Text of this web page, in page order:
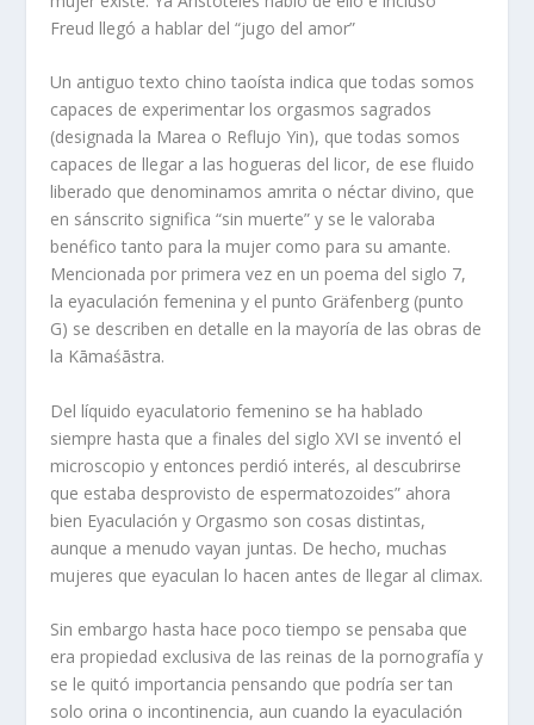
Freud llegó a hablar del “jugo del amor”
Un antiguo texto chino taoísta indica que todas somos
capaces de experimentar los orgasmos sagrados
(designada la Marea o Reflujo Yin), que todas somos
capaces de llegar a las hogueras del licor, de ese fluido
liberado que denominamos amrita o néctar divino, que
en sánscrito significa “sin muerte” y se le valoraba
benéfico tanto para la mujer como para su amante.
Mencionada por primera vez en un poema del siglo 7,
la eyaculación femenina y el punto Gräfenberg (punto
G) se describen en detalle en la mayoría de las obras de
la Kāmaśāstra.
Del líquido eyaculatorio femenino se ha hablado
siempre hasta que a finales del siglo XVI se inventó el
microscopio y entonces perdió interés, al descubrirse
que estaba desprovisto de espermatozoides” ahora
bien Eyaculación y Orgasmo son cosas distintas,
aunque a menudo vayan juntas. De hecho, muchas
mujeres que eyaculan lo hacen antes de llegar al climax.
Sin embargo hasta hace poco tiempo se pensaba que
era propiedad exclusiva de las reinas de la pornografía y
se le quitó importancia pensando que podría ser tan
solo orina o incontinencia, aun cuando la eyaculación